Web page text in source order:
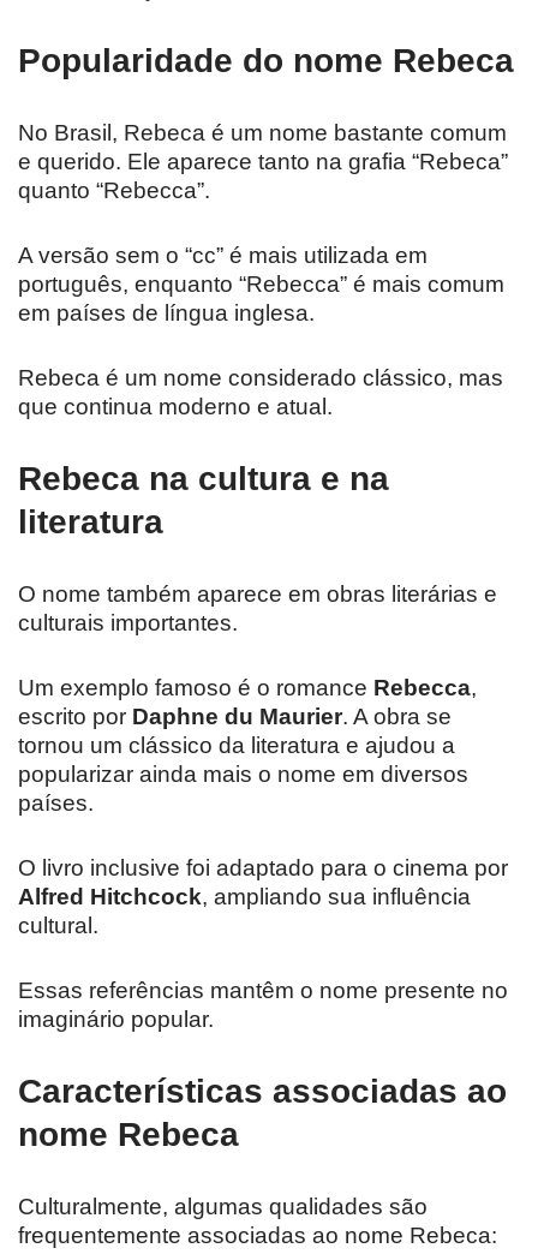
Popularidade do nome Rebeca
No Brasil, Rebeca é um nome bastante comum
e querido. Ele aparece tanto na grafia “Rebeca”
quanto “Rebecca”.
A versão sem o “cc” é mais utilizada em
português, enquanto “Rebecca” é mais comum
em países de língua inglesa.
Rebeca é um nome considerado clássico, mas
que continua moderno e atual.
Rebeca na cultura e na
literatura
O nome também aparece em obras literárias e
culturais importantes.
Um exemplo famoso é o romance Rebecca,
escrito por Daphne du Maurier. A obra se
tornou um clássico da literatura e ajudou a
popularizar ainda mais o nome em diversos
países.
O livro inclusive foi adaptado para o cinema por
Alfred Hitchcock, ampliando sua influência
cultural.
Essas referências mantêm o nome presente no
imaginário popular.
Características associadas ao
nome Rebeca
Culturalmente, algumas qualidades são
frequentemente associadas ao nome Rebeca: